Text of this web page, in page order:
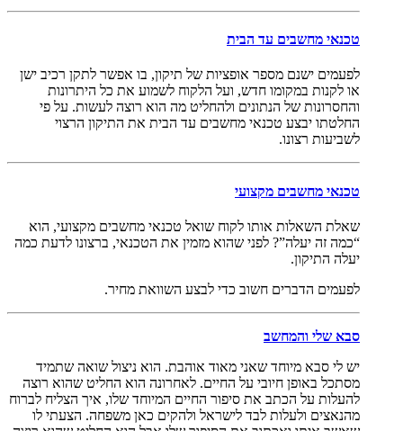
טכנאי מחשבים עד הבית
לפעמים ישנם מספר אופציות של תיקון, בו אפשר לתקן רכיב ישן
או לקנות במקומו חדש, ועל הלקוח לשמוע את כל היתרונות
והחסרונות של הנתונים ולהחליט מה הוא רוצה לעשות. על פי
החלטתו יבצע טכנאי מחשבים עד הבית את התיקון הרצוי
לשביעות רצונו.
טכנאי מחשבים מקצועי
שאלת השאלות אותו לקוח שואל טכנאי מחשבים מקצועי, הוא
“כמה זה יעלה”? לפני שהוא מזמין את הטכנאי, ברצונו לדעת כמה
יעלה התיקון.
לפעמים הדברים חשוב כדי לבצע השוואת מחיר.
סבא שלי והמחשב
יש לי סבא מיוחד שאני מאוד אוהבת. הוא ניצול שואה שתמיד
מסתכל באופן חיובי על החיים. לאחרונה הוא החליט שהוא רוצה
להעלות על הכתב את סיפור החיים המיוחד שלו, איך הצליח לברוח
מהנאצים ולעלות לבד לישראל ולהקים כאן משפחה. הצעתי לו